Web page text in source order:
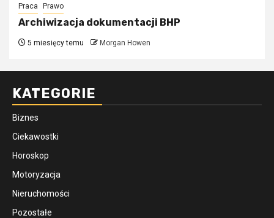
Praca Prawo
Archiwizacja dokumentacji BHP
5 miesięcy temu Morgan Howen
KATEGORIE
Biznes
Ciekawostki
Horoskop
Motoryzacja
Nieruchomości
Pozostałe